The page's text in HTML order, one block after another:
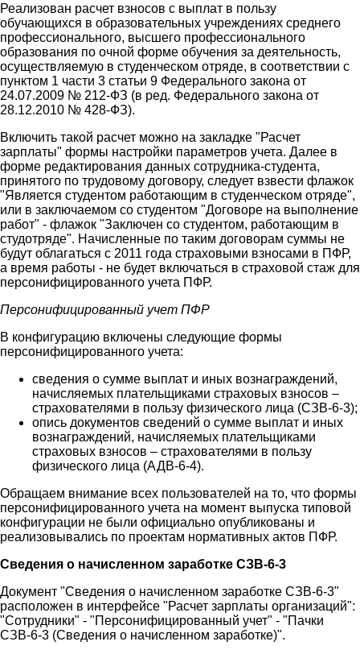
Реализован расчет взносов с выплат в пользу
обучающихся в образовательных учреждениях среднего
профессионального, высшего профессионального
образования по очной форме обучения за деятельность,
осуществляемую в студенческом отряде, в соответствии с
пунктом 1 части 3 статьи 9 Федерального закона от
24.07.2009 № 212-ФЗ (в ред. Федерального закона от
28.12.2010 № 428-ФЗ).
Включить такой расчет можно на закладке "Расчет
зарплаты" формы настройки параметров учета. Далее в
форме редактирования данных сотрудника-студента,
принятого по трудовому договору, следует взвести флажок
"Является студентом работающим в студенческом отряде",
или в заключаемом со студентом "Договоре на выполнение
работ" - флажок "Заключен со студентом, работающим в
студотряде". Начисленные по таким договорам суммы не
будут облагаться с 2011 года страховыми взносами в ПФР,
а время работы - не будет включаться в страховой стаж для
персонифицированного учета ПФР.
Персонифицированный учет ПФР
В конфигурацию включены следующие формы
персонифицированного учета:
сведения о сумме выплат и иных вознаграждений,
начисляемых плательщиками страховых взносов –
страхователями в пользу физического лица (СЗВ-6-3);
опись документов сведений о сумме выплат и иных
вознаграждений, начисляемых плательщиками
страховых взносов – страхователями в пользу
физического лица (АДВ-6-4).
Обращаем внимание всех пользователей на то, что формы
персонифицированного учета на момент выпуска типовой
конфигурации не были официально опубликованы и
реализовывались по проектам нормативных актов ПФР.
Сведения о начисленном заработке СЗВ-6-3
Документ "Сведения о начисленном заработке СЗВ-6-3"
расположен в интерфейсе "Расчет зарплаты организаций":
"Сотрудники" - "Персонифицированный учет" - "Пачки
СЗВ-6-3 (Сведения о начисленном заработке)".